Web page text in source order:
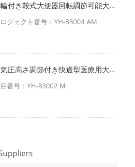
付き鞍式大便器回転調節可能大便
療美容大便器
ジェクト番号：YH-83004 AM
圧高さ調節付き快適型医療用大便
番号：YH-83002 M